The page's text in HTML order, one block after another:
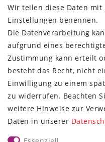
Täglicher Versand mit
Versandkostenfrei ab
Same-Day Versand bei
ZAHLUNG & VERSAND
UNSER VERSPRECHEN
Wir teilen diese Daten
Einstellungen benennen.
Die Datenverarbeitung
aufgrund eines
Zustimmung kann erteilt
besteht das Recht, nicht
Einwilligung zu einem
zu widerrufen. Beachten
weitere Hinweise zur
Daten in unserer